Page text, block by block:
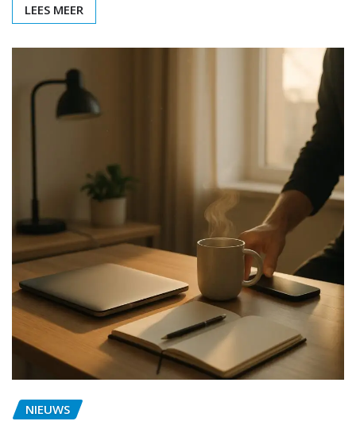
LEES MEER
NIEUWS